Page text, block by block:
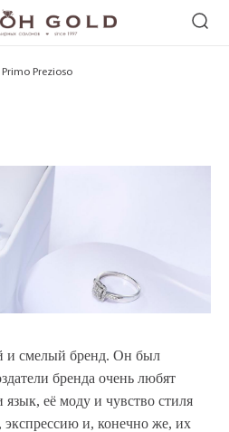
Primo Prezioso
и смелый бренд. Он был
бренда очень любят
её моду и чувство стиля
экспрессию и, конечно же, их